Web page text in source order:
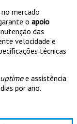
no mercado
o apoio
das
velocidade e
técnicas
uptimee assistência
por ano.